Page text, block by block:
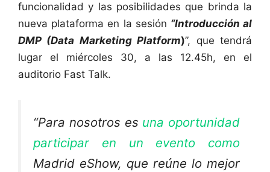
funcionalidad y las posibilidades que brinda la
nueva plataforma en la sesión “Introducción al
DMP (Data Marketing Platform)”, que tendrá
lugar el miércoles 30, a las 12.45h, en el
auditorio Fast Talk.
“Para nosotros es una oportunidad
participar en un evento como
Madrid eShow, que reúne lo mejor